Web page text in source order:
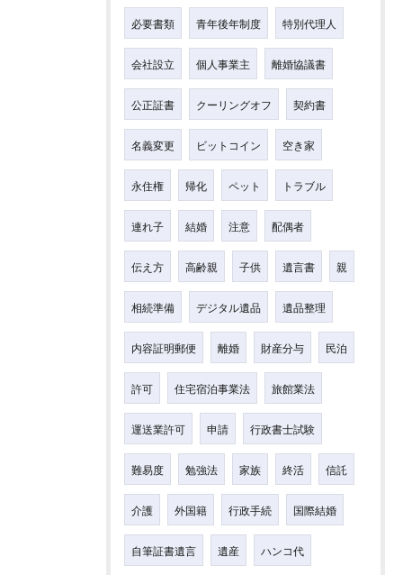
必要書類 青年後年制度 特別代理人
会社設立 個人事業主 離婚協議書
公正証書 クーリングオフ 契約書
名義変更 ビットコイン 空き家
永住権 帰化 ペット トラブル
連れ子 結婚 注意 配偶者
伝え方 高齢親 子供 遺言書 親
相続準備 デジタル遺品 遺品整理
内容証明郵便 離婚 財産分与 民泊
許可 住宅宿泊事業法 旅館業法
運送業許可 申請 行政書士試験
難易度 勉強法 家族 終活 信託
介護 外国籍 行政手続 国際結婚
自筆証書遺言 遺産 ハンコ代